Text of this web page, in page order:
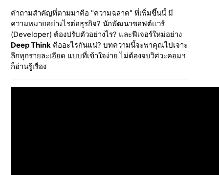
คำถามสำคัญที่ตามมาคือ "ความฉลาด" ที่เพิ่มขึ้นนี้ มี
ความหมายอย่างไรต่อธุรกิจ? นักพัฒนาซอฟต์แวร์
(Developer) ต้องปรับตัวอย่างไร? และฟีเจอร์ใหม่อย่าง
Deep Think คืออะไรกันแน่? บทความนี้จะพาคุณไปเจาะ
ลึกทุกรายละเอียด แบบที่เข้าใจง่าย ไม่ต้องจบวิศวะคอมฯ
ก็อ่านรู้เรื่อง